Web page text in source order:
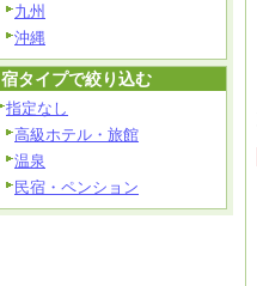
九州
沖縄
宿タイプで絞り込む
指定なし
高級ホテル・旅館
温泉
民宿・ペンション